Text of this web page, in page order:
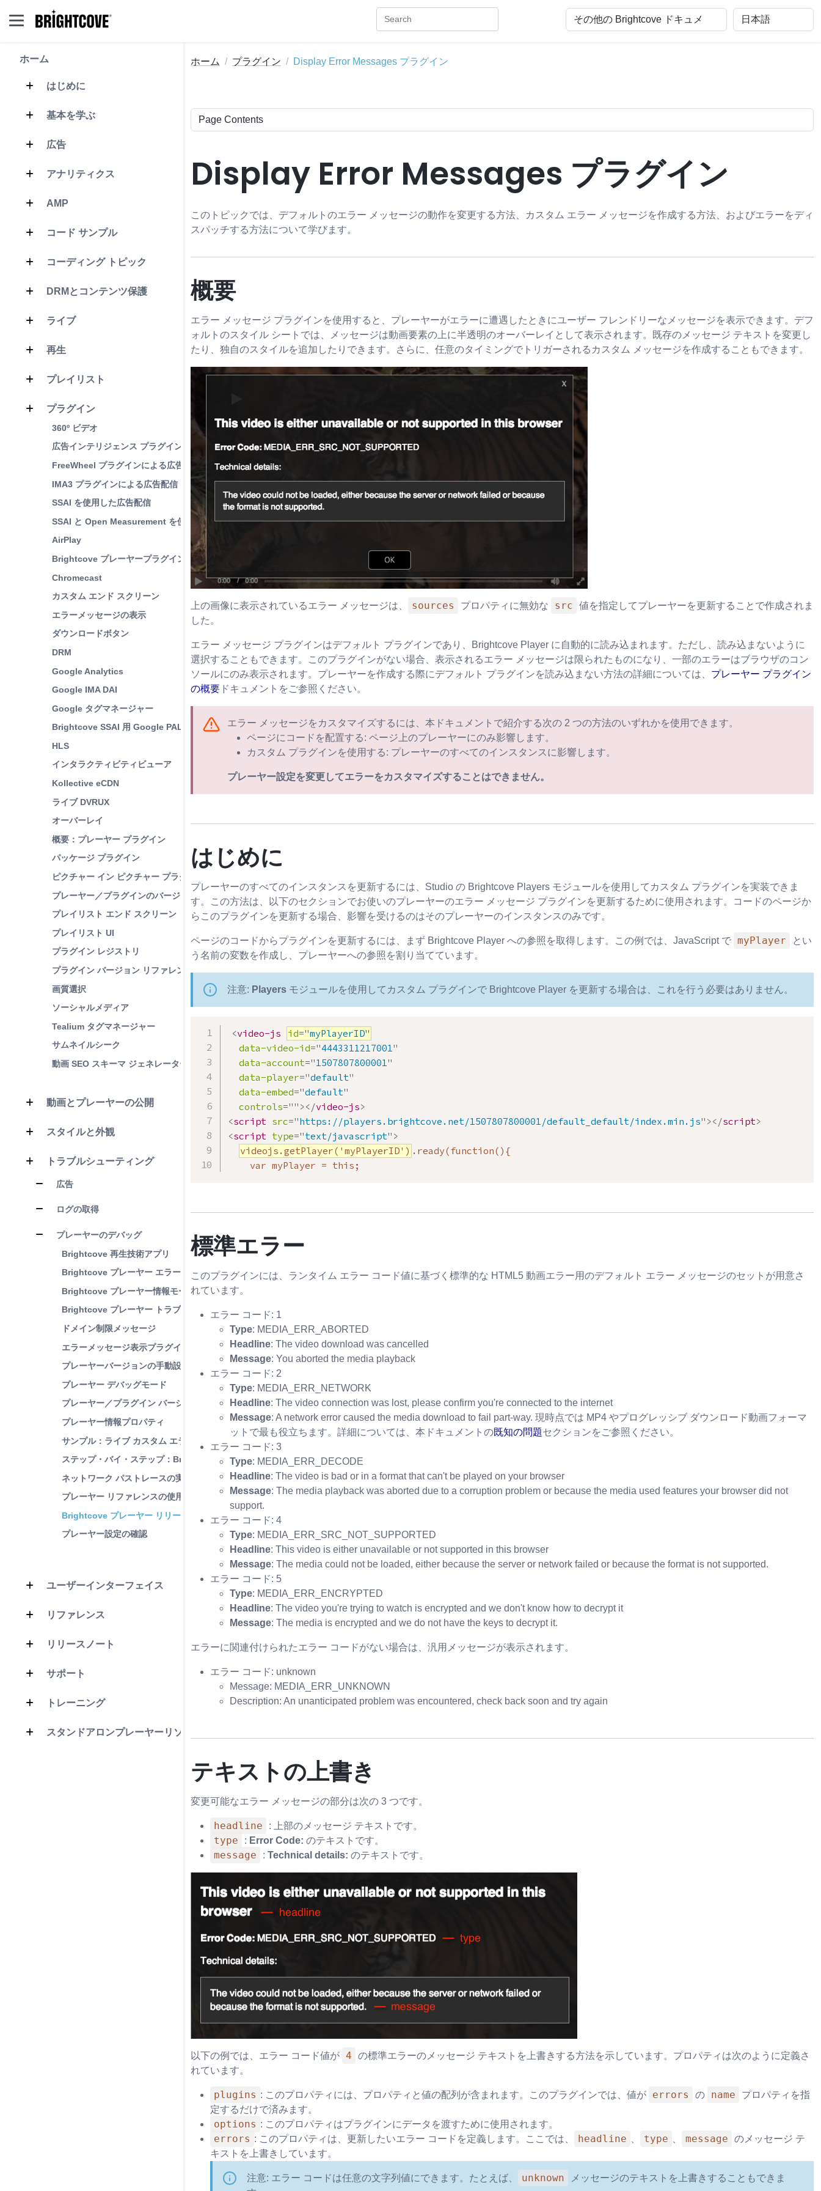
ホーム
はじめに
基本を学ぶ
広告
アナリティクス
AMP
コード サンプル
コーディング トピック
DRMとコンテンツ保護
ライブ
再生
プレイリスト
プラグイン
360º ビデオ
広告インテリジェンス プラグイン
FreeWheel プラグインによる広告配信
IMA3 プラグインによる広告配信
SSAI を使用した広告配信
SSAI と Open Measurement を使用した広告配信
AirPlay
Brightcove プレーヤープラグイン
Chromecast
カスタム エンド スクリーン
エラーメッセージの表示
ダウンロードボタン
DRM
Google Analytics
Google IMA DAI
Google タグマネージャー
Brightcove SSAI 用 Google PAL SDK
HLS
インタラクティビティビューア
Kollective eCDN
ライブ DVRUX
オーバーレイ
概要：プレーヤー プラグイン
パッケージ プラグイン
ピクチャー イン ピクチャー プラグイン
プレーヤー／プラグインのバージョンテスト
プレイリスト エンド スクリーン
プレイリスト UI
プラグイン レジストリ
プラグイン バージョン リファレンス
画質選択
ソーシャルメディア
Tealium タグマネージャー
サムネイルシーク
動画 SEO スキーマ ジェネレーター
動画とプレーヤーの公開
スタイルと外観
トラブルシューティング
広告
ログの取得
プレーヤーのデバッグ
Brightcove 再生技術アプリ
Brightcove プレーヤー エラー リファレンス
Brightcove プレーヤー情報モーダル
Brightcove プレーヤー トラブルシューティング ガイド
ドメイン制限メッセージ
エラーメッセージ表示プラグイン
プレーヤーバージョンの手動設定
プレーヤー デバッグモード
プレーヤー／プラグイン バージョン テスト
プレーヤー情報プロパティ
サンプル：ライブ カスタム エラー メッセージ
ステップ・バイ・ステップ：Brightcove プレーヤー デバッガー
ネットワーク パストレースの実行
プレーヤー リファレンスの使用
Brightcove プレーヤー リリースの検証
プレーヤー設定の確認
ユーザーインターフェイス
リファレンス
リリースノート
サポート
トレーニング
スタンドアロンプレーヤーリソース
ホーム プラグイン Display Error Messages プラグイン
Display Error Messages プラグイン
このトピックでは、デフォルトのエラー メッセージの動作を変更する方法、カスタム エラー メッセージを作成する方法、およびエラーをディ
スパッチする方法について学びます。
概要
エラー メッセージ プラグインを使用すると、プレーヤーがエラーに遭遇したときにユーザー フレンドリーなメッセージを表示できます。デフ
ォルトのスタイル シートでは、メッセージは動画要素の上に半透明のオーバーレイとして表示されます。既存のメッセージ テキストを変更し
たり、独自のスタイルを追加したりできます。さらに、任意のタイミングでトリガーされるカスタム メッセージを作成することもできます。
上の画像に表示されているエラー メッセージは、 sources プロパティに無効な src
値を指定してプレーヤーを更新することで作成されま
した。
エラー メッセージ プラグインはデフォルト プラグインであり、Brightcove Player に自動的に読み込まれます。ただし、読み込まないように
選択することもできます。このプラグインがない場合、表示されるエラー メッセージは限られたものになり、一部のエラーはブラウザのコン
ソールにのみ表示されます。プレーヤーを作成する際にデフォルト プラグインを読み込まない方法の詳細については、 プレーヤー プラグイン
の概要 ドキュメントをご参照ください。
エラー メッセージをカスタマイズするには、本ドキュメントで紹介する次の 2 つの方法のいずれかを使用できます。
ページにコードを配置する: ページ上のプレーヤーにのみ影響します。
カスタム プラグインを使用する: プレーヤーのすべてのインスタンスに影響します。
プレーヤー設定を変更してエラーをカスタマイズすることはできません。
はじめに
プレーヤーのすべてのインスタンスを更新するには、Studio の Brightcove Players モジュールを使用してカスタム プラグインを実装できま
す。この方法は、以下のセクションでお使いのプレーヤーのエラー メッセージ プラグインを更新するために使用されます。コードのページか
らこのプラグインを更新する場合、影響を受けるのはそのプレーヤーのインスタンスのみです。
ページのコードからプラグインを更新するには、まず Brightcove Player への参照を取得します。この例では、JavaScript で myPlayer
とい
う名前の変数を作成し、プレーヤーへの参照を割り当てています。
注意: Players モジュールを使用してカスタム プラグインで Brightcove Player を更新する場合は、これを行う必要はありません。
<video-js id="myPlayerID"
data-video-id="4443311217001"
data-account="1507807800001"
data-player="default"
data-embed="default"
controls="" ></video-js>
<script src="https://players.brightcove.net/1507807800001/default_default/index.min.js" ></script>
<script type="text/javascript" >
videojs.getPlayer('myPlayerID') .ready(function(){
    var myPlayer = this;
標準エラー
このプラグインには、ランタイム エラー コード値に基づく標準的な HTML5 動画エラー用のデフォルト エラー メッセージのセットが用意さ
れています。
エラー コード: 1
Type: MEDIA_ERR_ABORTED
Headline: The video download was cancelled
Message: You aborted the media playback
エラー コード: 2
Type: MEDIA_ERR_NETWORK
Headline: The video connection was lost, please confirm you're connected to the internet
Message: A network error caused the media download to fail part-way. 現時点では MP4 やプログレッシブ ダウンロード動画フォーマ
ットで最も役立ちます。詳細については、本ドキュメントの既知の問題セクションをご参照ください。
エラー コード: 3
Type: MEDIA_ERR_DECODE
Headline: The video is bad or in a format that can't be played on your browser
Message: The media playback was aborted due to a corruption problem or because the media used features your browser did not
support.
エラー コード: 4
Type: MEDIA_ERR_SRC_NOT_SUPPORTED
Headline: This video is either unavailable or not supported in this browser
Message: The media could not be loaded, either because the server or network failed or because the format is not supported.
エラー コード: 5
Type: MEDIA_ERR_ENCRYPTED
Headline: The video you're trying to watch is encrypted and we don't know how to decrypt it
Message: The media is encrypted and we do not have the keys to decrypt it.
エラーに関連付けられたエラー コードがない場合は、汎用メッセージが表示されます。
エラー コード: unknown
Message: MEDIA_ERR_UNKNOWN
Description: An unanticipated problem was encountered, check back soon and try again
テキストの上書き
変更可能なエラー メッセージの部分は次の 3 つです。
headline : 上部のメッセージ テキストです。
type : Error Code: のテキストです。
message : Technical details: のテキストです。
以下の例では、エラー コード値が 4
の標準エラーのメッセージ テキストを上書きする方法を示しています。プロパティは次のように定義さ
れています。
plugins : このプロパティには、プロパティと値の配列が含まれます。このプラグインでは、値が errors の name
プロパティを指
定するだけで済みます。
options : このプロパティはプラグインにデータを渡すために使用されます。
errors : このプロパティは、更新したいエラー コードを定義します。ここでは、 headline type message
のメッセージ テ
キストを上書きしています。
注意: エラー コードは任意の文字列値にできます。たとえば、 unknown
メッセージのテキストを上書きすることもできま